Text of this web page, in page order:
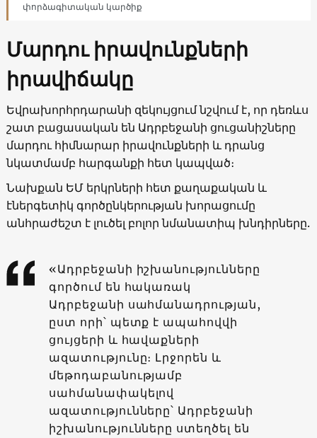
փորձագիտական կարծիք
Մարդու իրավունքների
իրավիճակը
Եվրախորհրդարանի զեկույցում նշվում է, որ դեռևս
շատ բացասական են Ադրբեջանի ցուցանիշները
մարդու հիմնարար իրավունքների և դրանց
նկատմամբ հարգանքի հետ կապված։
Նախքան ԵՄ երկրների հետ քաղաքական և
էներգետիկ գործընկերության խորացումը
անհրաժեշտ է լուծել բոլոր նմանատիպ խնդիրները.
«Ադրբեջանի իշխանությունները
գործում են հակառակ
Ադրբեջանի սահմանադրության,
ըստ որի՝ պետք է ապահովվի
ցույցերի և հավաքների
ազատությունը։ Լրջորեն և
մեթոդաբանությամբ
սահմանափակելով
ազատությունները՝ Ադրբեջանի
իշխանությունները ստեղծել են